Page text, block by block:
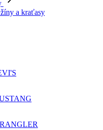
a kraťasy